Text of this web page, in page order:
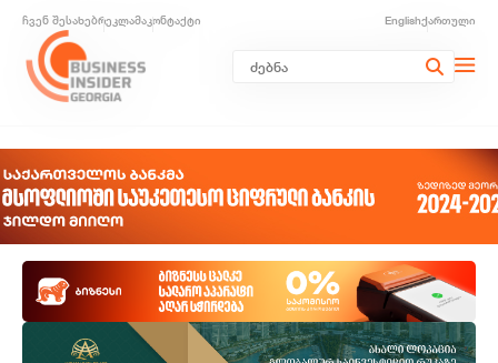
ჩვენ შესახებრეკლამაკონტაქტი Englishქართული